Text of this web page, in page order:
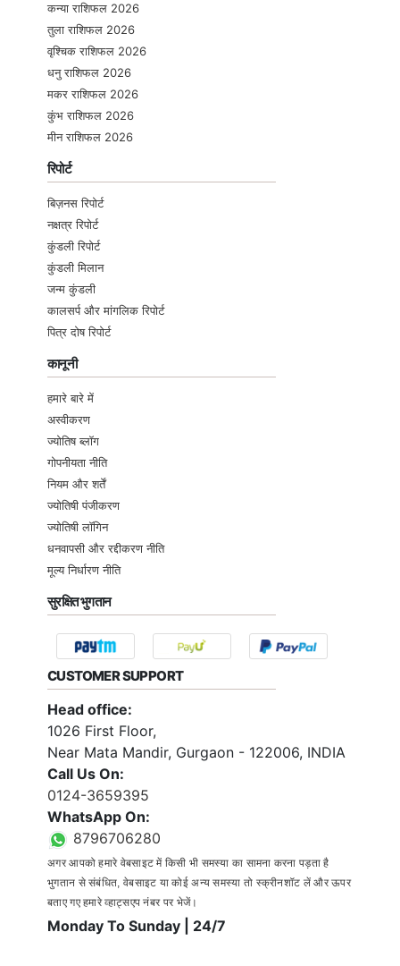
कन्या राशिफल 2026
तुला राशिफल 2026
वृश्चिक राशिफल 2026
धनु राशिफल 2026
मकर राशिफल 2026
कुंभ राशिफल 2026
मीन राशिफल 2026
रिपोर्ट
बिज़नस रिपोर्ट
नक्षत्र रिपोर्ट
कुंडली रिपोर्ट
कुंडली मिलान
जन्म कुंडली
कालसर्प और मांगलिक रिपोर्ट
पित्र दोष रिपोर्ट
कानूनी
हमारे बारे में
अस्वीकरण
ज्योतिष ब्लॉग
गोपनीयता नीति
नियम और शर्तें
ज्योतिषी पंजीकरण
ज्योतिषी लॉगिन
धनवापसी और रद्दीकरण नीति
मूल्य निर्धारण नीति
सुरक्षित भुगतान
CUSTOMER SUPPORT
Head office:
1026 First Floor,
Near Mata Mandir, Gurgaon - 122006, INDIA
Call Us On:
0124-3659395
WhatsApp On:
8796706280
अगर आपको हमारे वेबसाइट में किसी भी समस्या का सामना करना पड़ता है
भुगतान से संबंधित, वेबसाइट या कोई अन्य समस्या तो स्क्रीनशॉट लें और ऊपर
बताए गए हमारे व्हाट्सएप नंबर पर भेजें।
Monday To Sunday | 24/7